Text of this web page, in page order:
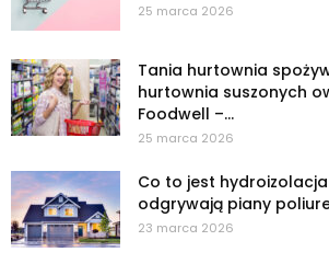
25 marca 2026
Tania hurtownia
hurtownia suszonych
Foodwell –...
25 marca 2026
Co to jest
odgrywają piany
23 marca 2026